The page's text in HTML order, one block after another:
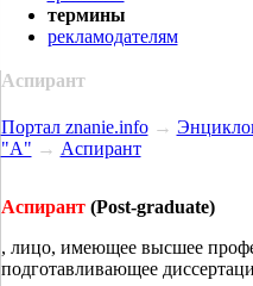
термины
рекламодателям
Аспирант
Портал znanie.info→
"А" → Аспирант
Аспирант (Post-graduate)
, лицо, имеющее высшее
подготавливающее